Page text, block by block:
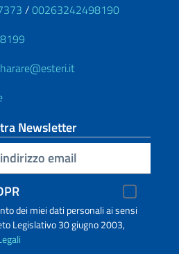
/00263242498190
Newsletter
dei miei dati personali ai sensi
Legislativo 30 giugno 2003,